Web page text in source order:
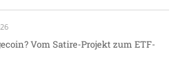
Vom Satire-Projekt zum ETF-